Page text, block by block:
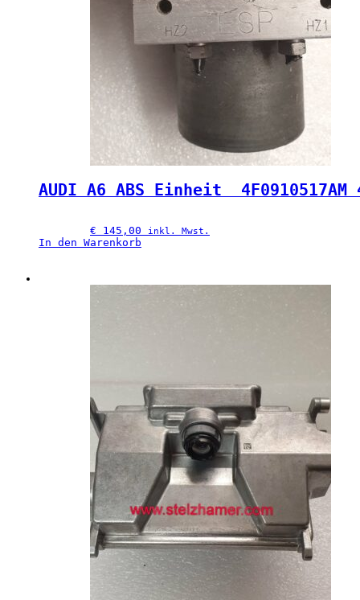
AUDI A6 ABS Einheit  4F0910517AM
€ 145,00 inkl. Mwst.
In den Warenkorb